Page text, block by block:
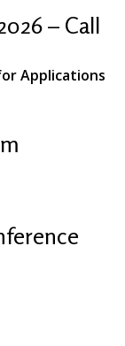
– Call
Applications